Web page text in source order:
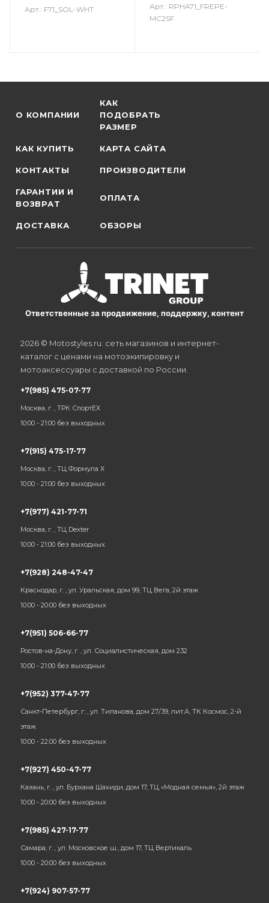
Арт.: F71_SOL-WHT
Арт.: RPHA71_FREPE-
MC2SF
О КОМПАНИИ
КАК
ПОДОБРАТЬ
РАЗМЕР
КАК КУПИТЬ КАРТА САЙТА
КОНТАКТЫ ПРОИЗВОДИТЕЛИ
ГАРАНТИИ И
ВОЗВРАТ
ОПЛАТА
ДОСТАВКА ОБЗОРЫ
Ответственные за продвижение, поддержку, контент
2026 © Motostyles.ru: сеть магазинов и интернет-
каталог с ценами на мотоэкипировку и
мотоаксессуары с доставкой по России.
+7(985) 475-07-77
Москва, г. , ТРК СпортЕХ
10:00 - 21:00 без выходных
+7(915) 475-17-77
Москва, г. , ТЦ Формула Х
10:00 - 21:00 без выходных
+7(977) 421-77-71
Москва, г. , ТЦ Dexter
10:00 - 21:00 без выходных
+7(928) 248-47-47
Краснодар, г. , ул. Уральская, дом 99, ТЦ Вега, 2й этаж
10:00 - 20:00 без выходных
+7(951) 506-66-77
Ростов-на-Дону, г. , ул. Социалистическая, дом 232
10:00 - 21:00 без выходных
+7(952) 377-47-77
Санкт-Петербург, г. , ул. Типанова, дом 27/39, лит.А, ТК Космос, 2-й
этаж
10:00 - 22:00 без выходных
+7(927) 450-47-77
Казань, г. , ул. Бурхана Шахиди, дом 17, ТЦ «Модная семья», 2й этаж
10:00 - 20:00 без выходных
+7(985) 427-17-77
Самара, г. , ул. Московское ш., дом 17, ТЦ Вертикаль
10:00 - 20:00 без выходных
+7(924) 907-57-77